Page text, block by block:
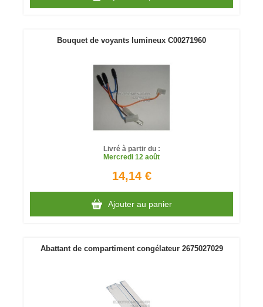
Bouquet de voyants lumineux C00271960
Livré à partir du :
Mercredi 12 août
14,14 €
Ajouter au panier
Abattant de compartiment congélateur 2675027029